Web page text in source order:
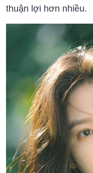
thuận lợi hơn nhiều.